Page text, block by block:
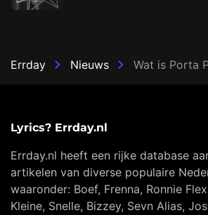
Errday Nieuws Wat is Porta
Lyrics? Errday.nl
Errday.nl heeft een rijke database
artikelen van diverse populaire
waaronder: Boef, Frenna, Ronnie
Kleine, Snelle, Bizzey, Sevn Alias,